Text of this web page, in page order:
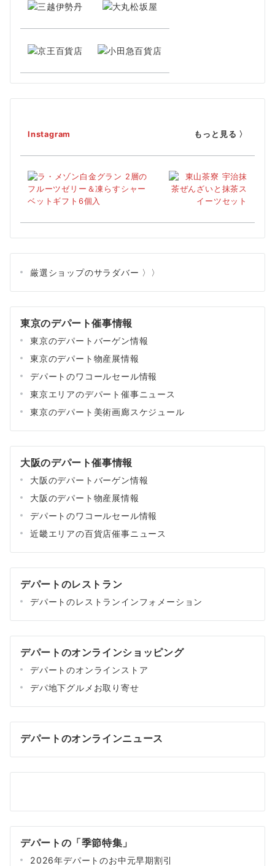
Instagram もっと見る 〉
厳選ショップのサラダバー 〉〉
東京のデパート催事情報
東京のデパートバーゲン情報
東京のデパート物産展情報
デパートのワコールセール情報
東京エリアのデパート催事ニュース
東京のデパート美術画廊スケジュール
大阪のデパート催事情報
大阪のデパートバーゲン情報
大阪のデパート物産展情報
デパートのワコールセール情報
近畿エリアの百貨店催事ニュース
デパートのレストラン
デパートのレストランインフォメーション
デパートのオンラインショッピング
デパートのオンラインストア
デパ地下グルメお取り寄せ
デパートのオンラインニュース
デパートの「季節特集」
2026年デパートのお中元早期割引